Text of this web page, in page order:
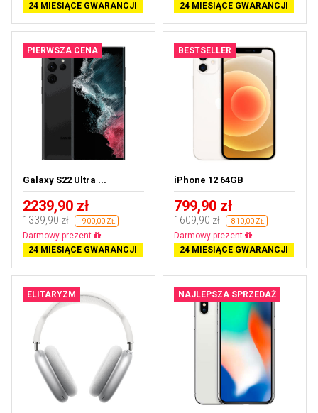
24 MIESIĄCE GWARANCJI 24 MIESIĄCE GWARANCJI
PIERWSZA CENA
Galaxy S22 Ultra ...
2239,90 zł
1339,90 zł --900,00 ZŁ
Prawie wyprzedane
24 MIESIĄCE GWARANCJI
BESTSELLER
iPhone 12 64GB
799,90 zł
1609,90 zł -810,00 ZŁ
Darmowa dostawa
24 MIESIĄCE GWARANCJI
ELITARYZM NAJLEPSZA SPRZEDAŻ